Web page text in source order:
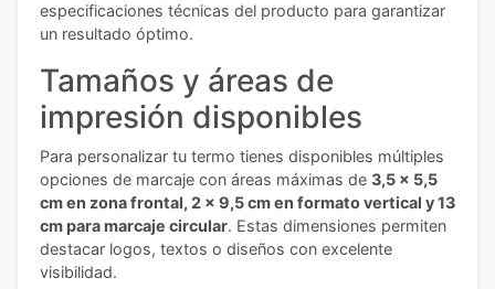
especificaciones técnicas del producto para garantizar
un resultado óptimo.
Tamaños y áreas de
impresión disponibles
Para personalizar tu termo tienes disponibles múltiples
opciones de marcaje con áreas máximas de 3,5 x 5,5
cm en zona frontal, 2 x 9,5 cm en formato vertical y 13
cm para marcaje circular. Estas dimensiones permiten
destacar logos, textos o diseños con excelente
visibilidad.